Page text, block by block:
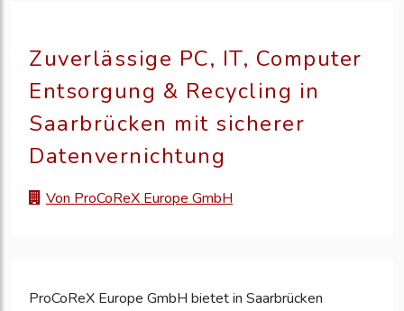
Zuverlässige PC, IT, Computer
Entsorgung & Recycling in
Saarbrücken mit sicherer
Datenvernichtung
Von ProCoReX Europe GmbH
ProCoReX Europe GmbH bietet in Saarbrücken